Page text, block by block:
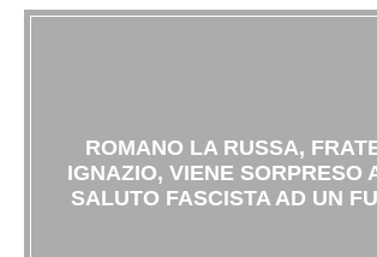
ROMANO LA RUSSA,
IGNAZIO, VIENE SORPRESO
SALUTO FASCISTA AD UN